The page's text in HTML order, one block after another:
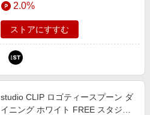
2.0%
ストアにすすむ
studio CLIP ロゴティースプーン ダ
イニング ホワイト FREE スタジオ